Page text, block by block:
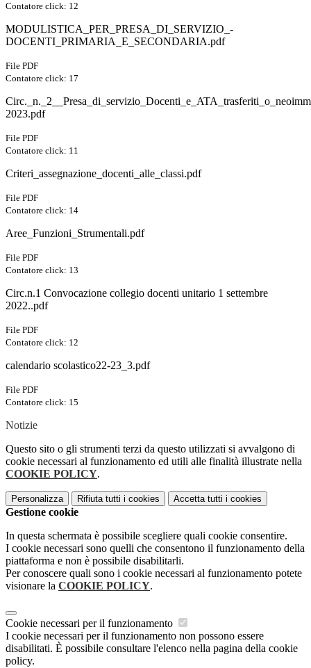
Contatore click: 12
MODULISTICA_PER_PRESA_DI_SERVIZIO_-
DOCENTI_PRIMARIA_E_SECONDARIA.pdf
File PDF
Contatore click: 17
2023.pdf
File PDF
Contatore click: 11
Criteri_assegnazione_docenti_alle_classi.pdf
File PDF
Contatore click: 14
Aree_Funzioni_Strumentali.pdf
File PDF
Contatore click: 13
Circ.n.1 Convocazione collegio docenti unitario 1 settembre
2022..pdf
File PDF
Contatore click: 12
calendario scolastico22-23_3.pdf
File PDF
Contatore click: 15
Notizie
Questo sito o gli strumenti terzi da questo utilizzati si avvalgono di
cookie necessari al funzionamento ed utili alle finalità illustrate nella
COOKIE POLICY.
Personalizza Rifiuta tutti i cookies Accetta tutti i cookies
Gestione cookie
In questa schermata è possibile scegliere quali cookie consentire.
I cookie necessari sono quelli che consentono il funzionamento della
piattaforma e non è possibile disabilitarli.
Per conoscere quali sono i cookie necessari al funzionamento potete
visionare la COOKIE POLICY.
Cookie necessari per il funzionamento
I cookie necessari per il funzionamento non possono essere
disabilitati. È possibile consultare l'elenco nella pagina della cookie
policy.